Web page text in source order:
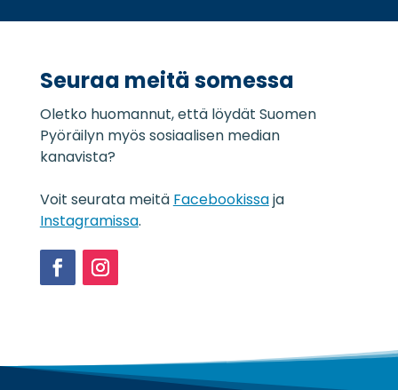
*
o
s
l
o
s
*
Seuraa meitä somessa
Oletko huomannut, että löydät Suomen
Pyöräilyn myös sosiaalisen median
kanavista?
Voit seurata meitä Facebookissaja
Instagramissa.